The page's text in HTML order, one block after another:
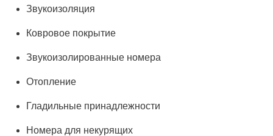
Звукоизоляция
Ковровое покрытие
Звукоизолированные номера
Отопление
Гладильные принадлежности
Номера для некурящих